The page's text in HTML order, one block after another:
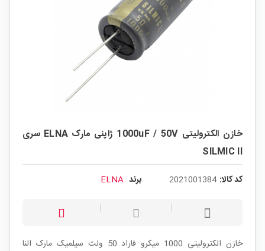
خازن الکترولیتی 1000uF / 50V ژاپنی مارک ELNA سری
SILMIC II
کد کالا: 2021001384 برند ELNA
خازن الکترولیتی 1000 میکرو فاراد 50 ولت سیلمیک مارک النا